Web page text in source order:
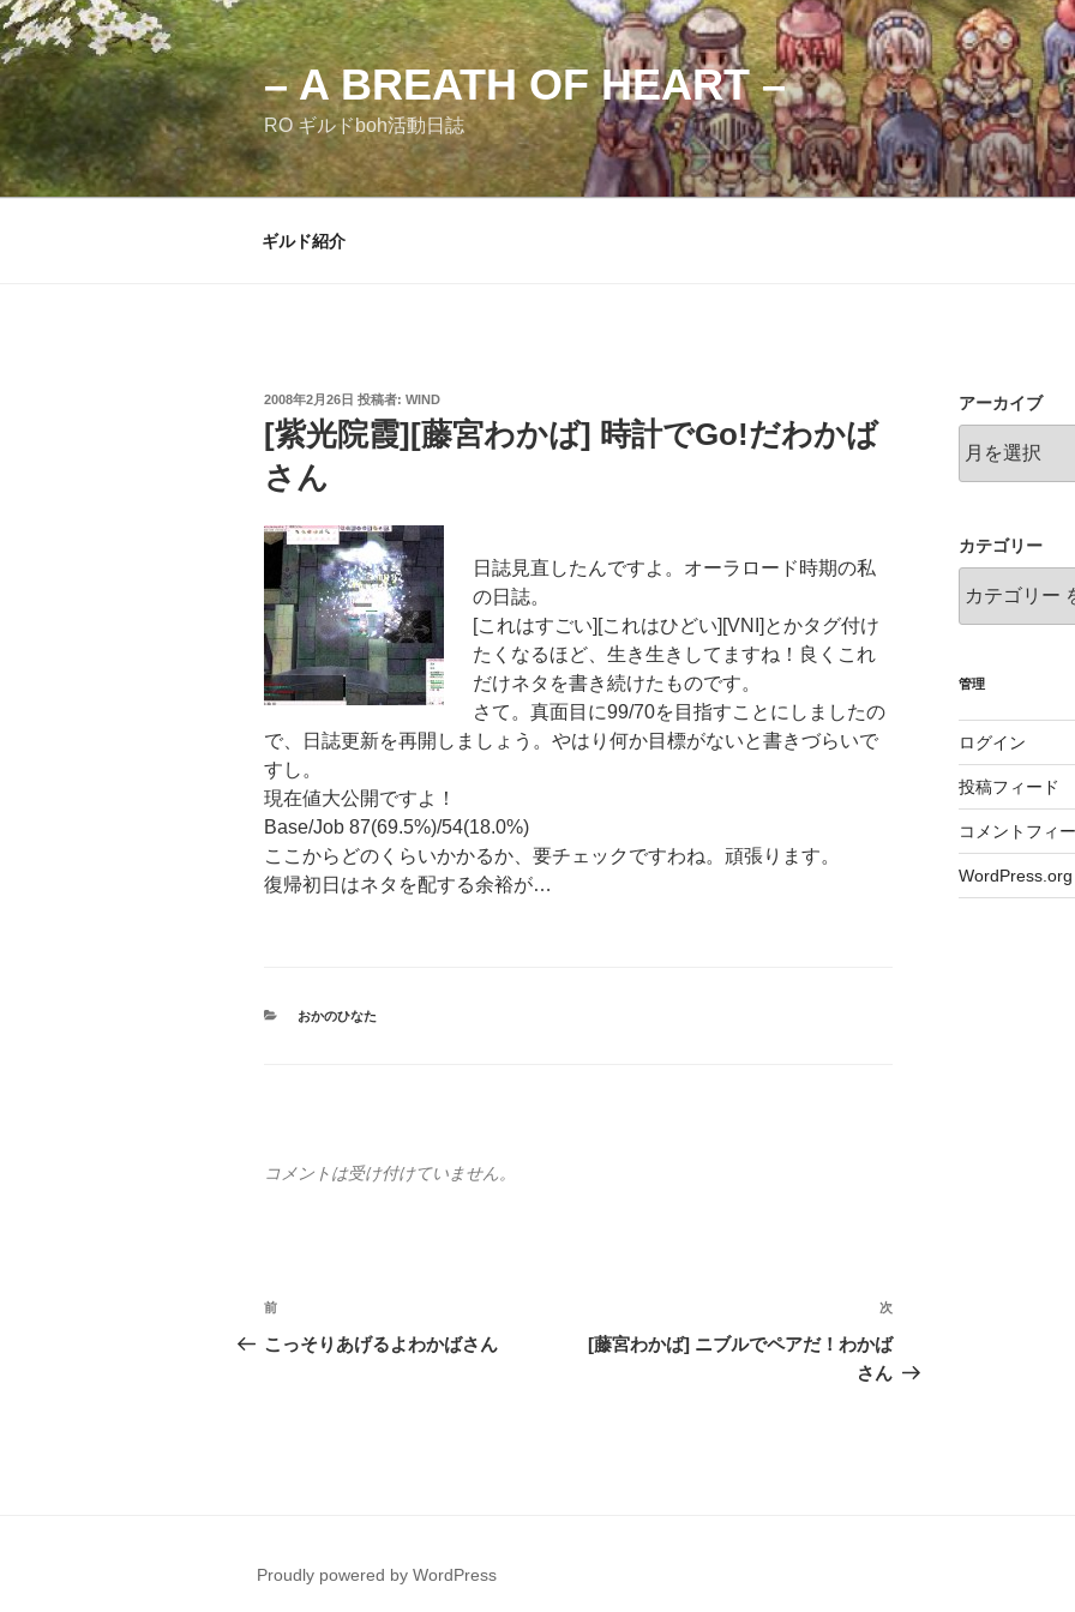
コ
ン
テ
ン
へ
ス
– A BREATH OF HEART –
RO ギルドboh活動日誌
ギルド紹介
投
日:
2008年2月26日 投稿者: WIND
[紫光院霞][藤宮わかば] 時計でGo!だわかば
さん
日誌見直したんですよ。オーラロード時期の私
の日誌。
[これはすごい][これはひどい][VNI]とかタグ付け
たくなるほど、生き生きしてますね！良くこれ
だけネタを書き続けたものです。
さて。真面目に99/70を目指すことにしましたの
で、日誌更新を再開しましょう。やはり何か目標がないと書きづらいで
すし。
現在値大公開ですよ！
Base/Job 87(69.5%)/54(18.0%)
ここからどのくらいかかるか、要チェックですわね。頑張ります。
復帰初日はネタを配する余裕が…
カ
おかのひなた
コメントは受け付けていません。
投
稿
前
の
前
こっそりあげるよわかばさん
次
の
投
次
[藤宮わかば] ニブルでペアだ！わかば
さん
アーカイブ
カテゴリー
管理
ログイン
投稿フィード
コメントフィ
WordPress.org
Proudly powered by WordPress